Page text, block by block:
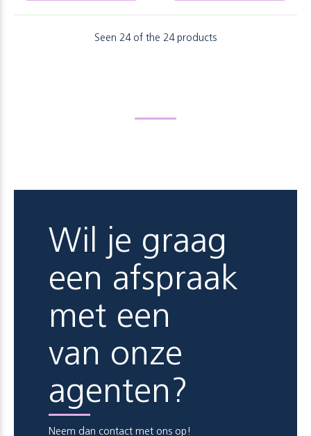
Seen 24 of the 24 products
Wil je graag
een afspraak
met een
van onze
agenten?
Neem dan contact met ons op!